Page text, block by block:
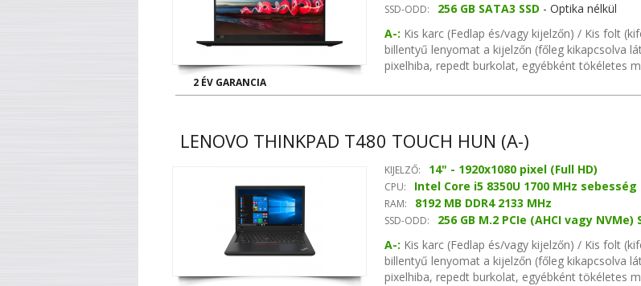
2 ÉV GARANCIA
SSD-ODD: 256 GB SATA3 SSD - Optika nélkül
A-: Kis karc (Fedlap és/vagy kijelzőn) / Kis folt
billentyű lenyomat a kijelzőn (főleg kikapcsolva
pixelhiba, repedt burkolat, egyébként tökéletes
hangvezérlő, Gigabit Ethernet hálózati vezérlő
LENOVO THINKPAD T480 TOUCH HUN (A-)
KIJELZŐ: 14" - 1920x1080 pixel (Full HD)
CPU: Intel Core i5 8350U 1700 MHz sebesség
RAM: 8192 MB DDR4 2133 MHz
SSD-ODD: 256 GB M.2 PCIe (AHCI vagy NVMe)
A-: Kis karc (Fedlap és/vagy kijelzőn) / Kis folt
billentyű lenyomat a kijelzőn (főleg kikapcsolva
pixelhiba, repedt burkolat, egyébként tökéletes